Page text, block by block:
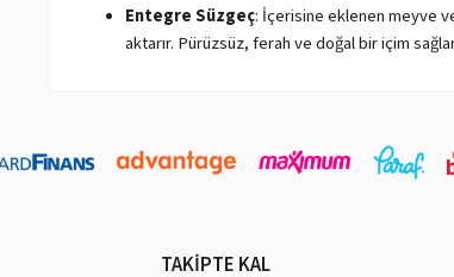
Entegre Süzgeç: İçerisine eklenen meyve
aktarır. Pürüzsüz, ferah ve doğal bir içim
düşünülmektedir. Tritan, BPA içermez, bu nedenle
düşürme veya çarpma gibi kazalardan korur.
TAKİPTE KAL